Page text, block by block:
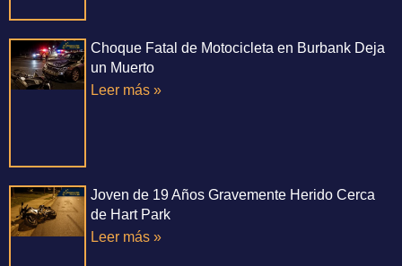
Choque Fatal de Motocicleta en Burbank Deja
un Muerto
Leer más »
Joven de 19 Años Gravemente Herido Cerca
de Hart Park
Leer más »